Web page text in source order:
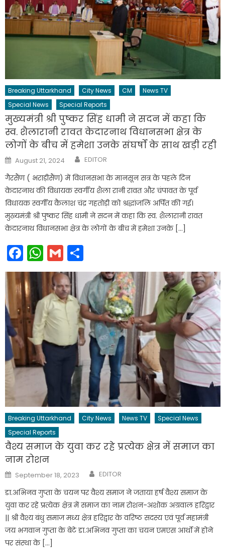
Breaking Uttarkhand City News CM
News TV
Special News
Special Reports
मुख्यमंत्री श्री पुष्कर सिंह धामी ने सदन में कहा कि
स्व. शैलारानी रावत केदारनाथ विधानसभा क्षेत्र के
लोगों के बीच में हमेशा उनके संघर्षों के साथ खड़ी रही
Posted
on
August 21, 2024 Author
EDITOR
गैरसैंण ( भराड़ीसैंण) में विधानसभा के मानसून सत्र के पहले दिन
केदारनाथ की विधायक स्वर्गीय शैला रानी रावत और चंपावत के पूर्व
विधायक स्वर्गीय कैलाश चंद्र गहतोड़ी को श्रद्धांजलि अर्पित की गई।
मुख्यमंत्री श्री पुष्कर सिंह धामी ने सदन में कहा कि स्व. शैलारानी रावत
केदारनाथ विधानसभा क्षेत्र के लोगों के बीच में हमेशा उनके […]
Facebook
WhatsApp
Gmail
Breaking Uttarkhand City News News TV
Special News
Special Reports
वैश्य समाज के युवा कर रहे प्रत्येक क्षेत्र में समाज का
नाम रोशन
Posted
on
September 18, 2023 Author
EDITOR
डा.अभिनव गुप्ता के चयन पर वैश्य समाज ने जताया हर्ष वैश्य समाज के
युवा कर रहे प्रत्येक क्षेत्र में समाज का नाम रोशन-अशोक अग्रवाल हरिद्वार
|| श्री वैश्य बंधु समाज मध्य क्षेत्र हरिद्वार के वरिष्ठ सदस्य एवं पूर्व महामंत्री
जय भगवान गुप्ता के बेटे डा.अभिनव गुप्ता का चयन एमएस आर्थो में होने
पर संस्था के […]